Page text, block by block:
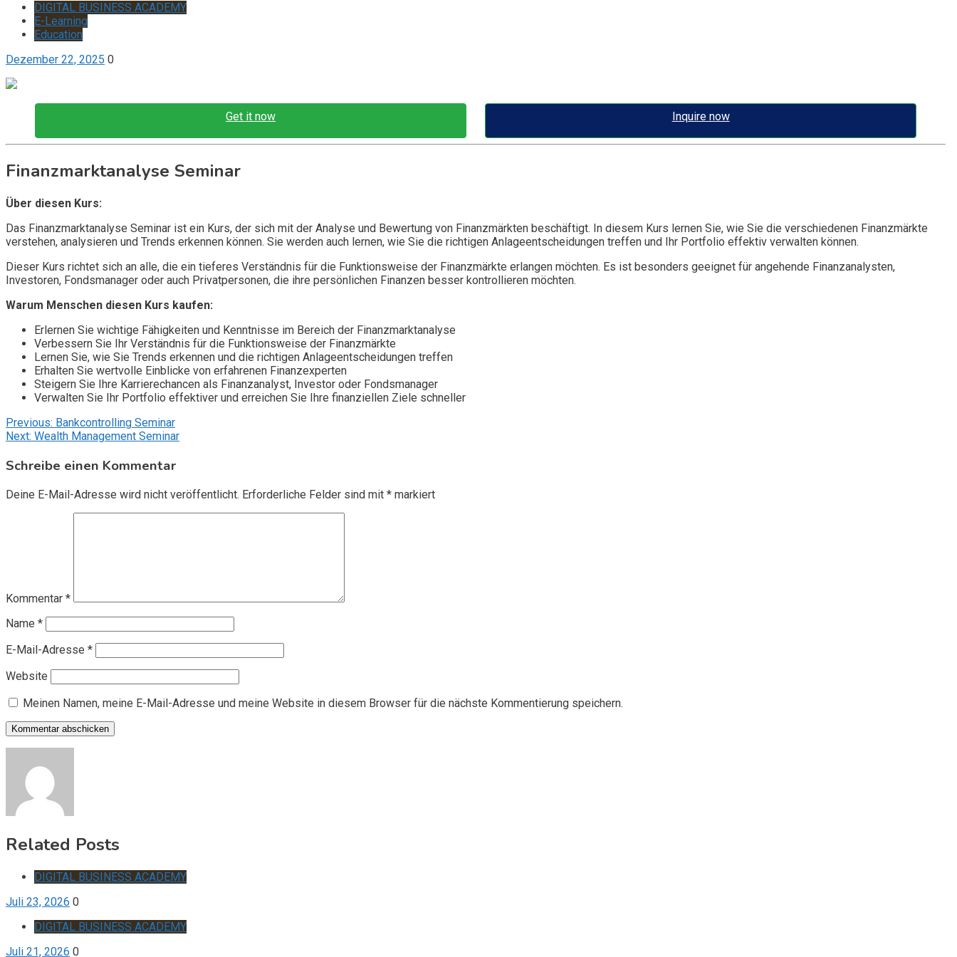
DIGITAL BUSINESS ACADEMY
E-Learning
Education
Dezember 22, 2025 0
Get it now Inquire now
Finanzmarktanalyse Seminar
Über diesen Kurs:
Das Finanzmarktanalyse Seminar ist ein Kurs, der sich mit der Analyse und Bewertung von Finanzmärkten beschäftigt. In diesem Kurs lernen Sie, wie Sie die verschiedenen Finanzmärkte
verstehen, analysieren und Trends erkennen können. Sie werden auch lernen, wie Sie die richtigen Anlageentscheidungen treffen und Ihr Portfolio effektiv verwalten können.
Dieser Kurs richtet sich an alle, die ein tieferes Verständnis für die Funktionsweise der Finanzmärkte erlangen möchten. Es ist besonders geeignet für angehende Finanzanalysten,
Investoren, Fondsmanager oder auch Privatpersonen, die ihre persönlichen Finanzen besser kontrollieren möchten.
Warum Menschen diesen Kurs kaufen:
Erlernen Sie wichtige Fähigkeiten und Kenntnisse im Bereich der Finanzmarktanalyse
Verbessern Sie Ihr Verständnis für die Funktionsweise der Finanzmärkte
Lernen Sie, wie Sie Trends erkennen und die richtigen Anlageentscheidungen treffen
Erhalten Sie wertvolle Einblicke von erfahrenen Finanzexperten
Steigern Sie Ihre Karrierechancen als Finanzanalyst, Investor oder Fondsmanager
Verwalten Sie Ihr Portfolio effektiver und erreichen Sie Ihre finanziellen Ziele schneller
Beitragsnavigation
Previous: Bankcontrolling Seminar
Next: Wealth Management Seminar
Schreibe einen Kommentar
Deine E-Mail-Adresse wird nicht veröffentlicht. Erforderliche Felder sind mit * markiert
Kommentar *
Name *
E-Mail-Adresse *
Website
Meinen Namen, meine E-Mail-Adresse und meine Website in diesem Browser für die nächste Kommentierung speichern.
Related Posts
DIGITAL BUSINESS ACADEMY
Juli 23, 2026 0
DIGITAL BUSINESS ACADEMY
Juli 21, 2026 0